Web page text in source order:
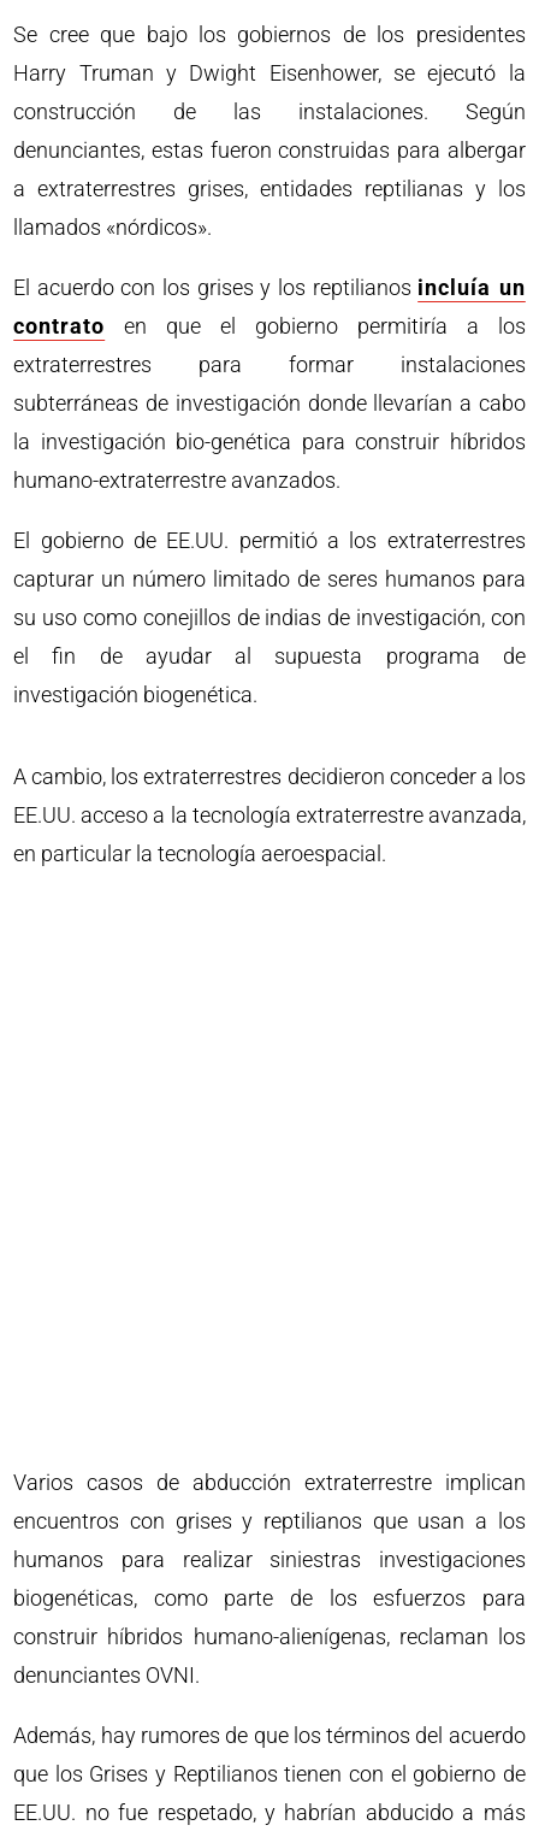
Se cree que bajo los gobiernos de los presidentes
Harry Truman y Dwight Eisenhower, se ejecutó la
construcción de las instalaciones. Según
denunciantes, estas fueron construidas para albergar
a extraterrestres grises, entidades reptilianas y los
llamados «nórdicos».
El acuerdo con los grises y los reptilianos incluía un
contrato en que el gobierno permitiría a los
extraterrestres para formar instalaciones
subterráneas de investigación donde llevarían a cabo
la investigación bio-genética para construir híbridos
humano-extraterrestre avanzados.
El gobierno de EE.UU. permitió a los extraterrestres
capturar un número limitado de seres humanos para
su uso como conejillos de indias de investigación, con
el fin de ayudar al supuesta programa de
investigación biogenética.
A cambio, los extraterrestres decidieron conceder a los
EE.UU. acceso a la tecnología extraterrestre avanzada,
en particular la tecnología aeroespacial.
Varios casos de abducción extraterrestre implican
encuentros con grises y reptilianos que usan a los
humanos para realizar siniestras investigaciones
biogenéticas, como parte de los esfuerzos para
construir híbridos humano-alienígenas, reclaman los
denunciantes OVNI.
Además, hay rumores de que los términos del acuerdo
que los Grises y Reptilianos tienen con el gobierno de
EE.UU. no fue respetado, y habrían abducido a más